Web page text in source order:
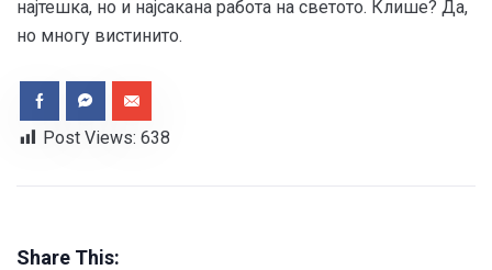
најтешка, но и најсакана работа на светото. Клише? Да,
но многу вистинито.
Post Views: 638
Share This: